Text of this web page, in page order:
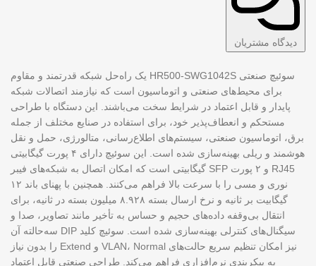
دیدگاه مشتریان
سوئیچ صنعتی HR500-SWG1042S یک راه‌حل شبکه قدرتمند و مقاوم
برای محیط‌های صنعتی و اتوماسیون است که نیازمند اتصالات شبکه
پایدار و قابل اعتماد در شرایط سخت می‌باشند. این دستگاه با طراحی
مستحکم و انعطاف‌پذیر خود، برای استفاده در صنایع مختلف از جمله
برق، اتوماسیون صنعتی، سیستم‌های اطلاع‌رسانی، متالورژی، حمل و نقل
هوشمند و ریلی بهینه‌سازی شده است. این سوئیچ دارای ۴ پورت گیگابیتی
RJ45 و ۲ پورت SFP گیگابیتی است که امکان اتصال به شبکه‌های فیبر
نوری و مسی را با سرعت بالا فراهم می‌کنند. همچنین با پهنای باند ۱۲
گیگابیت بر ثانیه و نرخ ارسال بسته ۸.۹۲۸ میلیون بسته در ثانیه، برای
انتقال بی‌وقفه داده‌های حجیم و حساس به تأخیر مانند تصاویر، صدا و
سیگنال‌های کنترلی بهینه‌سازی شده است. سوئیچ کلید DIP سه‌حالته آن
نیز امکان تنظیم سریع حالت‌های VLAN، Normal و Extend را بدون نیاز
به پیکربندی نرم‌افزاری فراهم می‌کند. طراحی صنعتی قابل اعتماد